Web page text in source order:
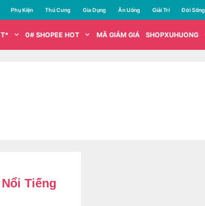
Phụ Kiện Thú Cưng Gia Dụng Ăn Uống Giải Trí Đời Sống
0# SHOPEE HOT MÃ GIẢM GIÁ SHOPXUHUONG
Tiếng